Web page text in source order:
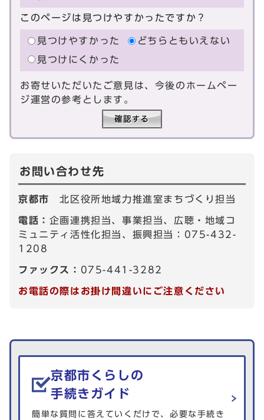
このページは見つけやすかったですか？
見つけやすかった
どちらともいえない
見つけにくかった
お寄せいただいたご意見は、今後のホームペー
ジ運営の参考とします。
お問い合わせ先
京都市北区役所地域力推進室まちづくり担当
電話： 企画連携担当、事業担当、広聴・地域コ
ミュニティ活性化担当、振興担当：075-432-
1208
ファックス： 075-441-3282
お電話の際はお掛け間違いにご注意ください
生活情報を探す
京都市くらしの
手続きガイド
簡単な質問に答えていくだけで、必要な手続き